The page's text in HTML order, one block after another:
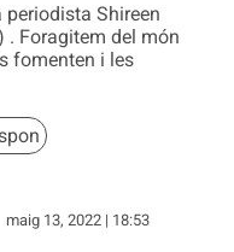
Shireen
. Foragitem del món
fomenten i les
maig 13, 2022 | 18:53